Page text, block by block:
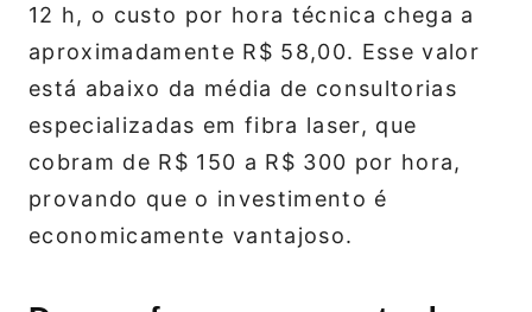
12 h, o custo por hora técnica chega a
aproximadamente R$ 58,00. Esse valor
está abaixo da média de consultorias
especializadas em fibra laser, que
cobram de R$ 150 a R$ 300 por hora,
provando que o investimento é
economicamente vantajoso.